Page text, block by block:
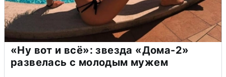
«Ну вот и всё»: звезда «Дома-2»
развелась с молодым мужем